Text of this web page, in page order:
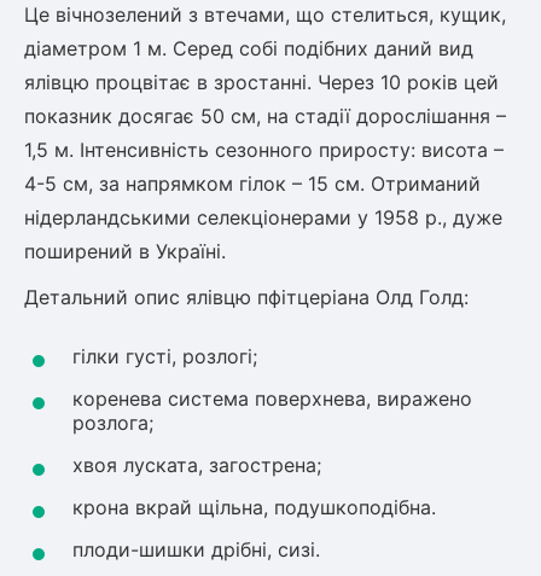
Кизил
Диплоидная слива
Азіатська груша
Багаторічні рослини
Молодило (Кам'яні троянди)
М'ята
Лаванда
Бамбук
Пряні трави
Очиток (седум)
Вівсяниця
Чемерник (морозник)
Рослини що в'ються
Гліцинія (Вістерія)
Плющ
Клематіс
Це вічнозелений з втечами, що стелиться, кущик,
діаметром 1 м. Серед собі подібних даний вид
ялівцю процвітає в зростанні. Через 10 років цей
показник досягає 50 см, на стадії дорослішання –
1,5 м. Інтенсивність сезонного приросту: висота –
4-5 см, за напрямком гілок – 15 см. Отриманий
нідерландськими селекціонерами у 1958 р., дуже
поширений в Україні.
Детальний опис ялівцю пфітцеріана Олд Голд:
гілки густі, розлогі;
коренева система поверхнева, виражено
розлога;
хвоя луската, загострена;
крона вкрай щільна, подушкоподібна.
плоди-шишки дрібні, сизі.